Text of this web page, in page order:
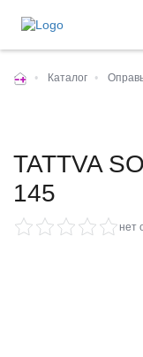
• Каталог •
TATTVA
145
нет